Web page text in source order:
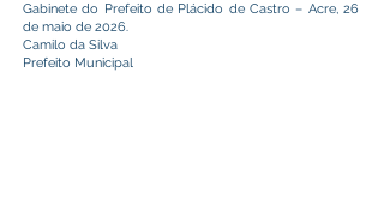
Gabinete do Prefeito de Plácido de Castro – Acre, 26
de maio de 2026.
Camilo da Silva
Prefeito Municipal